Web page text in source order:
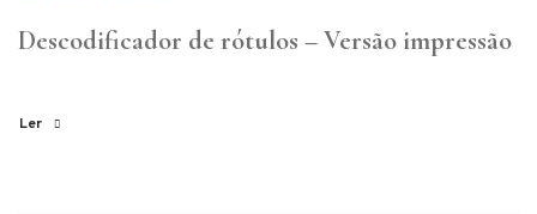
Descodificador de rótulos – Versão impressão
Ler